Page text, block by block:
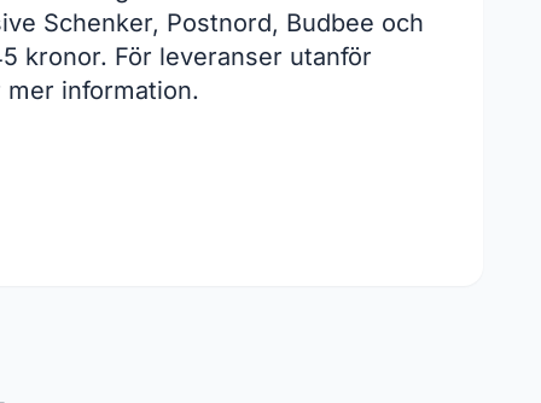
Schenker, Postnord, Budbee och
kronor. För leveranser utanför
information.